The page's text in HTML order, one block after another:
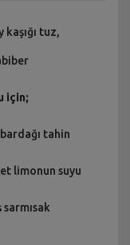
kaşığı tuz,
için;
tahin
limonun suyu
sarmısak